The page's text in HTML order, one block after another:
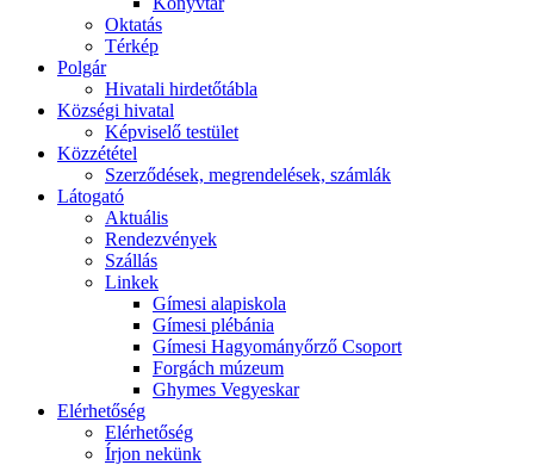
Oktatás
Térkép
Polgár
Hivatali hirdetőtábla
Községi hivatal
Képviselő testület
Közzététel
Szerződések, megrendelések, számlák
Látogató
Aktuális
Rendezvények
Szállás
Linkek
Gímesi alapiskola
Gímesi plébánia
Gímesi Hagyományőrző Csoport
Forgách múzeum
Ghymes Vegyeskar
Elérhetőség
Elérhetőség
Írjon nekünk